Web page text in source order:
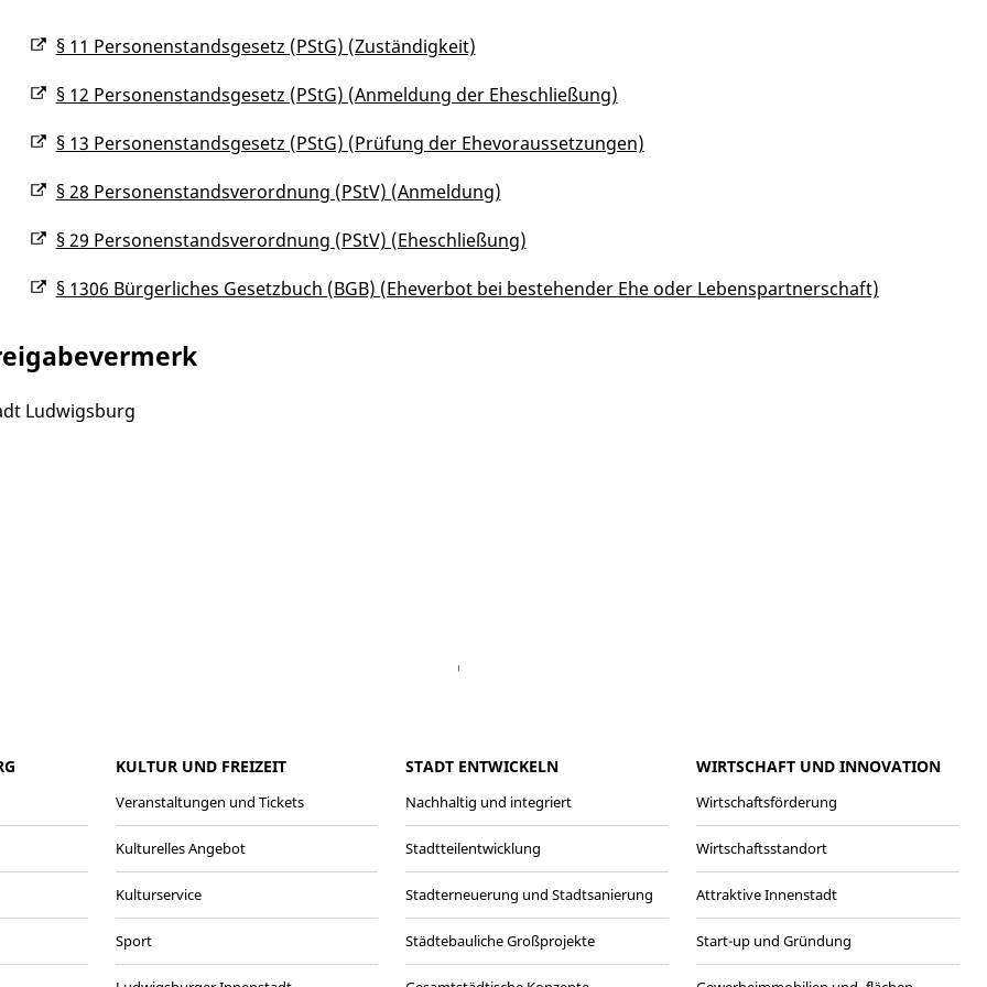
§ 11 Personenstandsgesetz (PStG) (Zuständigkeit)
§ 12 Personenstandsgesetz (PStG) (Anmeldung der Eheschließung)
§ 13 Personenstandsgesetz (PStG) (Prüfung der Ehevoraussetzungen)
§ 28 Personenstandsverordnung (PStV) (Anmeldung)
§ 29 Personenstandsverordnung (PStV) (Eheschließung)
§ 1306 Bürgerliches Gesetzbuch (BGB) (Eheverbot bei bestehender Ehe oder Lebenspartnerschaft)
Ludwigsburg
LinkedIn
KULTUR UND FREIZEIT
Veranstaltungen und Tickets
Kulturelles Angebot
Kulturservice
Sport
STADT ENTWICKELN
Nachhaltig und integriert
Stadtteilentwicklung
Stadterneuerung und Stadtsanierung
Städtebauliche Großprojekte
WIRTSCHAFT UND INNOVATION
Wirtschaftsförderung
Wirtschaftsstandort
Attraktive Innenstadt
Start-up und Gründung